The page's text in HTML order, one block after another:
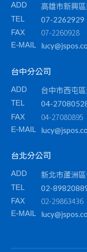
ADD 高雄市新興
TEL 07-2262929
FAX 07-2260928
E-MAIL
台中分公司
ADD 台中市西屯
TEL 04-
FAX 04-27080895
E-MAIL
台北分公司
ADD 新北市蘆洲
TEL 02-
FAX 02-29863436
E-MAIL